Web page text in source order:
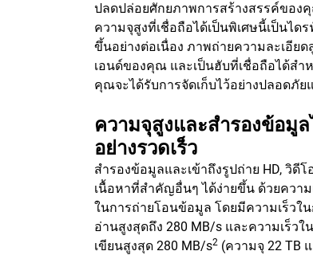
ปลดปล่อยศักยภาพการสร้างสรรค์ของคุ
ความจุสูงที่เชื่อถือได้เป็นพิเศษนี้เป็นไ
ขึ้นอย่างต่อเนื่อง ภาพถ่ายความละเอีย
เอนด์ของคุณ และเป็นฮับที่เชื่อถือได้สำ
คุณจะได้รับการจัดเก็บไว้อย่างปลอดภัย
ความจุสูงและสำรองข้อมู
อย่างรวดเร็ว
สำรองข้อมูลและเข้าถึงรูปถ่าย HD, วิดีโ
เนื้อหาที่สำคัญอื่นๆ ได้ง่ายขึ้น ด้วยความ
ในการถ่ายโอนข้อมูล โดยมีความเร็วใ
อ่านสูงสุดถึง 280 MB/s และความเร็วใ
เขียนสูงสุด 280 MB/s2 (ความจุ 22 TB